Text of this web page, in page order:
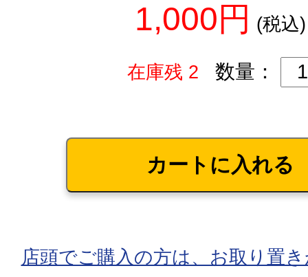
1,000円 (税込)
在庫残 2 数量：
店頭でご購入の方は、お取り置